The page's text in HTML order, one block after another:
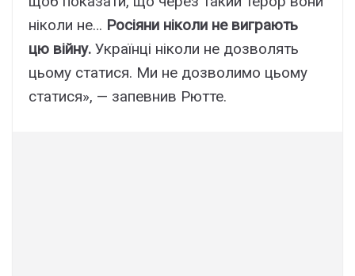
ніколи не… Росіяни ніколи не виграють
цю війну. Українці ніколи не дозволять
цьому статися. Ми не дозволимо цьому
статися», — запевнив Рютте.